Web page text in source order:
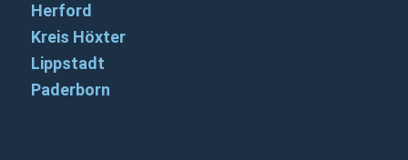
Herford
Kreis Höxter
Lippstadt
Paderborn